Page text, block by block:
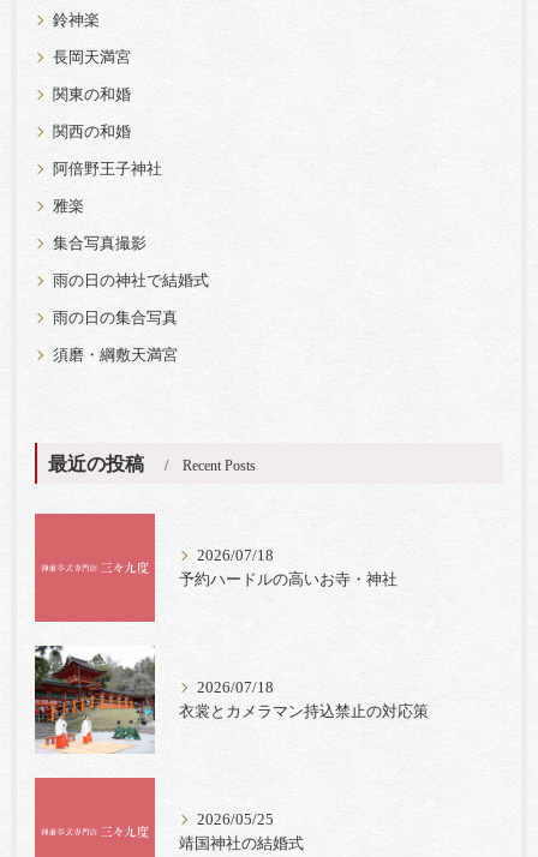
鈴神楽
長岡天満宮
関東の和婚
関西の和婚
阿倍野王子神社
雅楽
集合写真撮影
雨の日の神社で結婚式
雨の日の集合写真
須磨・綱敷天満宮
最近の投稿 Recent Posts
2026/07/18
予約ハードルの高いお寺・神社
2026/07/18
衣裳とカメラマン持込禁止の対応策
2026/05/25
靖国神社の結婚式